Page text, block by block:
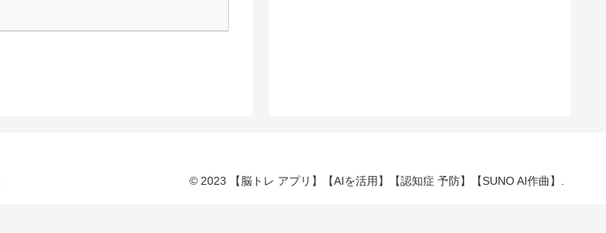
© 2023 【脳トレ アプリ】【AIを活用】【認知症 予防】【SUNO AI作曲】.